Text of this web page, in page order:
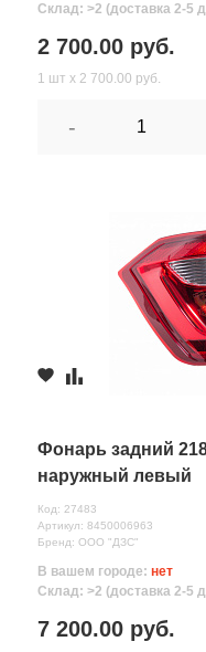
Склад: >2 (доставка 2-5
2 700.00 руб.
1 шт х 2 700.00 руб.
-
Фонарь задний
наружный левый
Код: 27483
Артикул: 8450006963
Бренд: ООО "ДЗС"
В вашем городе: нет
Склад: >2 (доставка 2-5
7 200.00 руб.